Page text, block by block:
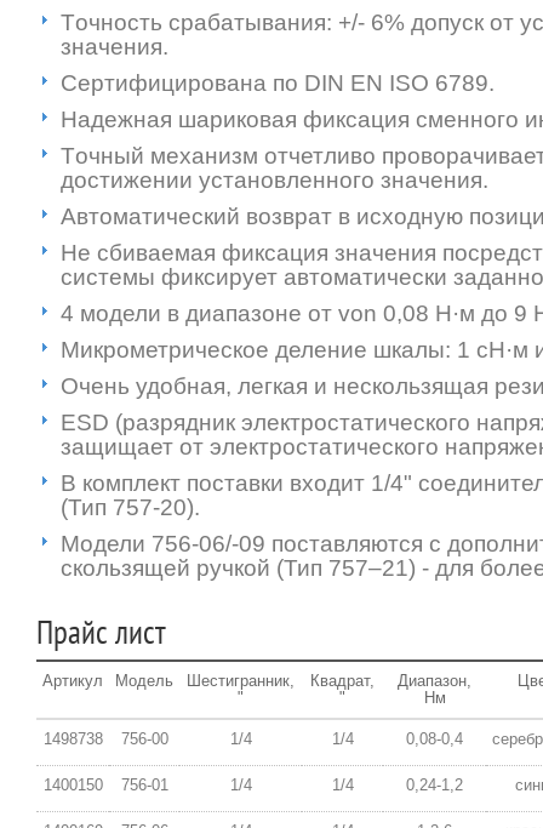
Tочность срабатывания: +/- 6% допуск от
значения.
Cертифицирована по DIN EN ISO 6789.
Надежная шариковая фиксация сменного
Tочный механизм отчетливо
достижении установленного значения.
Автоматический возврат в исходную
Не сбиваемая фиксация значения
системы фиксирует автоматически
4 модели в диапазоне от von 0,08 Н·м до 9
Микрометрическое деление шкалы: 1 cН·м
Очень удобная, легкая и нескользящая
ESD (разрядник электростатического
защищает от электростатического
В комплект поставки входит 1/4"
(Тип 757-20).
Модели 756-06/-09 поставляются с
скользящей ручкой (Тип 757–21) - для
Прайс лист
Артикул Модель
Шестигранник,
"
Квадрат,
"
Диапазон,
Нм
1498738 756-00 1/4 1/4 0,08-0,4
1400150 756-01 1/4 1/4 0,24-1,2